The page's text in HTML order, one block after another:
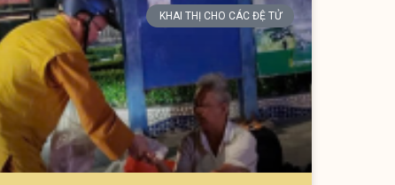
KHAI THỊ CHO CÁC ĐỆ TỬ